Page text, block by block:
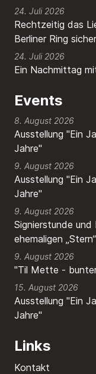
Rechtzeitig das
Berliner Ring
24. Juli 2026
Ein Nachmittag
24. Juli 2026
Events
8. August 2026
Ausstellung "Ein
Jahre"
9. August 2026
Ausstellung "Ein
Jahre"
9. August 2026
Signierstunde und
ehemaligen
9. August 2026
"Til Mette -
15. August 2026
Ausstellung "Ein
Jahre"
Links
Kontakt